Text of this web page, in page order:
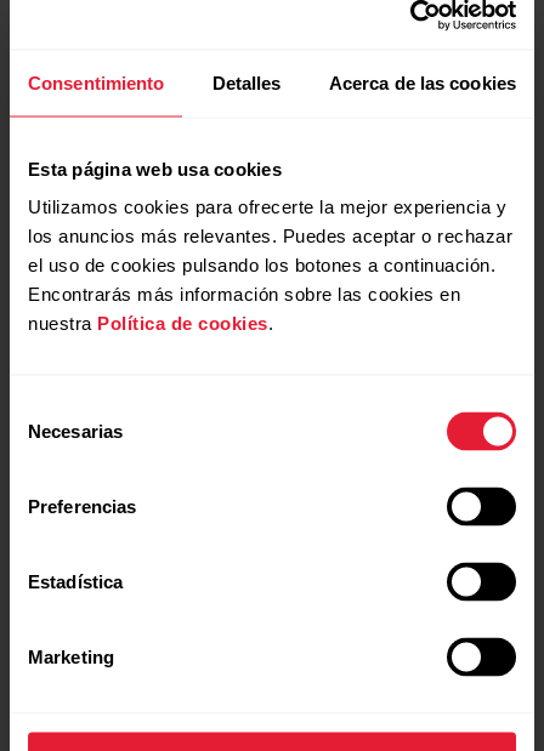
Consentimiento Detalles Acerca de las cookies
Esta página web usa cookies
Utilizamos cookies para ofrecerte la mejor experiencia y
los anuncios más relevantes. Puedes aceptar o rechazar
el uso de cookies pulsando los botones a continuación.
Encontrarás más información sobre las cookies en
nuestra Política de cookies.
Necesarias
Preferencias
Estadística
Marketing